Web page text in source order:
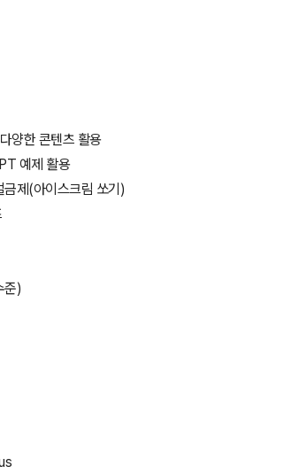
양한 콘텐츠 활용
예제 활용
제(아이스크림 쏘기)
준)